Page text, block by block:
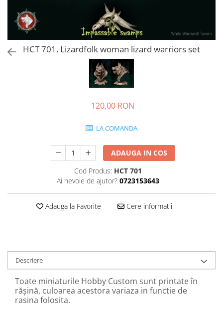
HCT 701. Lizardfolk woman lizard warriors set
120,00 RON
LA COMANDA
ADAUGA IN COS
Cod Produs: HCT 701
Ai nevoie de ajutor? 0723153643
Adauga la Favorite Cere informatii
Descriere
Toate miniaturile Hobby Custom sunt printate în
rășină, culoarea acestora variaza in functie de
rasina folosita.